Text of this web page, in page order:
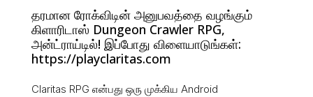
தரமான ரோக்விடின் அனுபவத்தை வழங்கும்
கிளாரிடாஸ் Dungeon Crawler RPG,
அன்ட்ராய்டில்! இப்போது விளையாடுங்கள்:
https://playclaritas.com
Claritas RPG என்பது ஒரு முக்கிய Android